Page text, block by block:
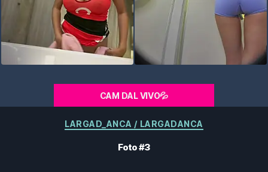
CAM DAL VIVO💦
Categorie
LARGAD_ANCA / LARGADANCA
Foto #3